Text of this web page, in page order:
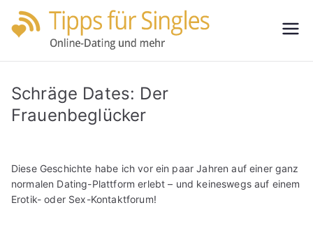
Zum
Inhalt
s
Schräge Dates: Der
Frauenbeglücker
Diese Geschichte habe ich vor ein paar Jahren auf einer ganz
normalen Dating-Plattform erlebt – und keineswegs auf einem
Erotik- oder Sex-Kontaktforum!